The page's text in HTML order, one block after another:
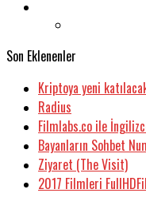
Son Eklenenler
Kriptoya yeni
Radius
Filmlabs.co ile
Bayanların Sohbet
Ziyaret (The Visit)
2017 Filmleri